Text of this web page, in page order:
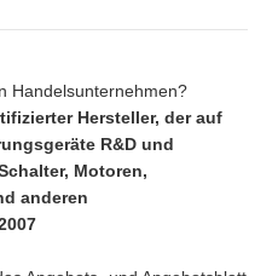
Handelsunternehmen?
Hersteller, der auf
R&D und
Motoren,
anderen